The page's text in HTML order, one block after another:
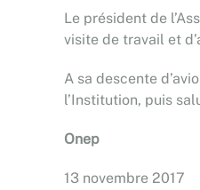
Le président de
visite de travail et
A sa descente
l’Institution, puis
Onep
13 novembre 2017